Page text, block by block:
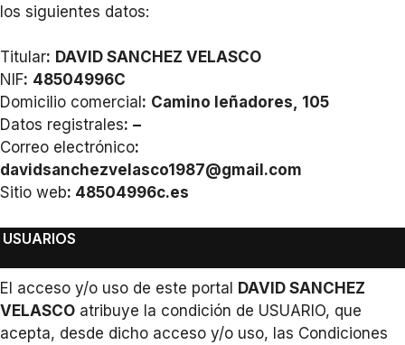
los siguientes datos:
Titular: DAVID SANCHEZ VELASCO
NIF: 48504996C
Domicilio comercial : Camino leñadores, 105
Datos registrales: –
Correo electrónico:
davidsanchezvelasco1987@gmail.com
Sitio web: 48504996c.es
USUARIOS
El acceso y/o uso de este portal DAVID SANCHEZ
VELASCO atribuye la condición de USUARIO, que
acepta, desde dicho acceso y/o uso, las Condiciones